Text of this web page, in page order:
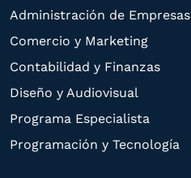
Administración de Empresas
Comercio y Marketing
Contabilidad y Finanzas
Diseño y Audiovisual
Programa Especialista
Programación y Tecnología